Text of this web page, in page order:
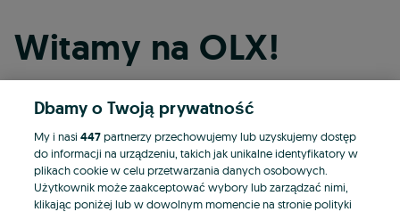
Witamy na OLX!
Kontynuuj przez Facebooka
Kontynuuj przez konto Apple
Dbamy o Twoją prywatność
My i nasi447partnerzy przechowujemy lub uzyskujemy dostęp
do informacji na urządzeniu, takich jak unikalne identyfikatory w
plikach cookie w celu przetwarzania danych osobowych.
Użytkownik może zaakceptować wybory lub zarządzać nimi,
klikając poniżej lub w dowolnym momencie na stronie polityki